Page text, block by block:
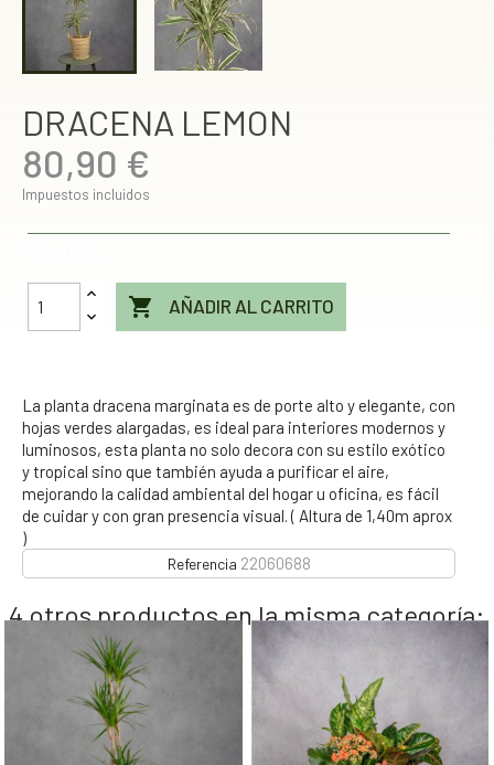
DRACENA LEMON
80,90 €
Impuestos incluidos
 AÑADIR AL CARRITO
La planta dracena marginata es de porte alto y elegante, con
hojas verdes alargadas, es ideal para interiores modernos y
luminosos, esta planta no solo decora con su estilo exótico
y tropical sino que también ayuda a purificar el aire,
mejorando la calidad ambiental del hogar u oficina, es fácil
de cuidar y con gran presencia visual. ( Altura de 1,40m aprox
)
Referencia 22060688
4 otros productos en la misma categoría: